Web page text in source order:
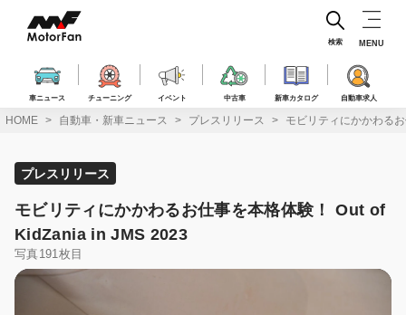
ス
車ニュース チューニング イベント 中古車 新車カタログ 自動車求人
検索 MENU
HOME 自動車・新車ニュース プレスリリース モビリティにかかわる
プレスリリース
モビリティにかかわるお仕事を本格体験！ Out of
KidZania in JMS 2023
写真191枚目